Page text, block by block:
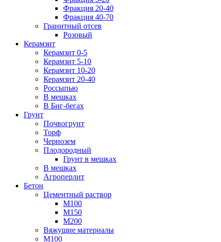
Фракция 20-40
Фракция 40-70
Гранитный отсев
Розовый
Керамзит
Керамзит 0-5
Керамзит 5-10
Керамзит 10-20
Керамзит 20-40
Россыпью
В мешках
В Биг-бегах
Грунт
Почвогрунт
Торф
Чернозем
Плодородный
Грунт в мешках
В мешках
Агроперлит
Бетон
Цементный раствор
М100
М150
М200
Вяжущие материалы
М100